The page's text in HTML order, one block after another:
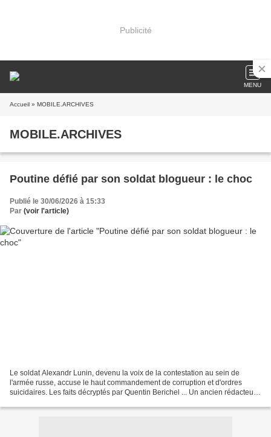
Publicité
MENU
Accueil » MOBILE.ARCHIVES
MOBILE.ARCHIVES
Poutine défié par son soldat blogueur : le choc
Publié le 30/06/2026 à 15:33
Par (voir l'article)
Le soldat Alexandr Lunin, devenu la voix de la contestation au sein de
l'armée russe, accuse le haut commandement de corruption et d'ordres
suicidaires. Les faits décryptés par Quentin Berichel ... Un ancien rédacteur